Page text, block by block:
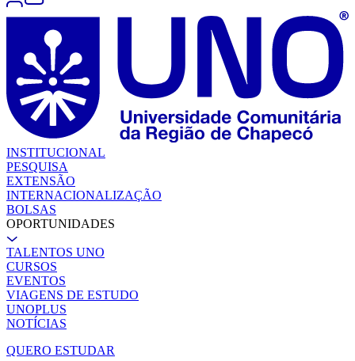
INSTITUCIONAL
PESQUISA
EXTENSÃO
INTERNACIONALIZAÇÃO
BOLSAS
OPORTUNIDADES
TALENTOS UNO
CURSOS
EVENTOS
VIAGENS DE ESTUDO
UNOPLUS
NOTÍCIAS
QUERO ESTUDAR